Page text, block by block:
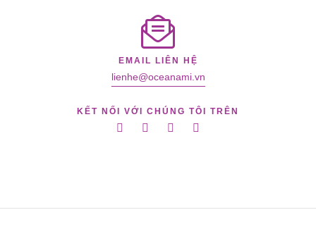
EMAIL LIÊN HỆ
lienhe@oceanami.vn
KẾT NỐI VỚI CHÚNG TÔI TRÊN